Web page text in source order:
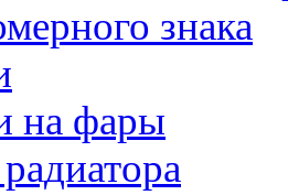
знака
на фары